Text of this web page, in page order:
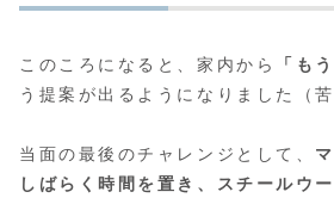
このころになると、家内から 「も
う提案が出るようになりました（苦
当面の最後のチャレンジとして、
しばらく時間を置き、スチールウ